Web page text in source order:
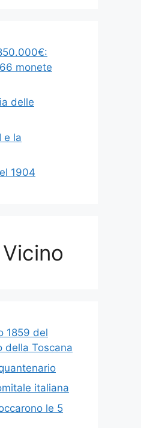
monete
delle
e la
1904
1859 del
della Toscana
italiana
le 5